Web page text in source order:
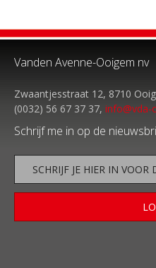
Vanden Avenne-Ooigem nv
Zwaantjesstraat 12, 8710
(0032) 56 67 37 37, info@vda-
Schrijf me in op de
SCHRIJF JE HIER IN VOOR